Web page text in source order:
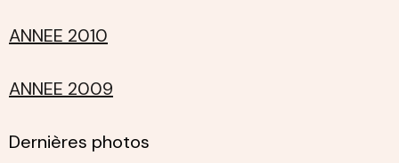
ANNEE 2010
ANNEE 2009
Dernières photos